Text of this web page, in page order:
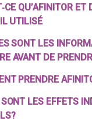
QU’AFINITOR ET
UTILISÉ
SONT LES
AVANT DE
PRENDRE
LES EFFETS